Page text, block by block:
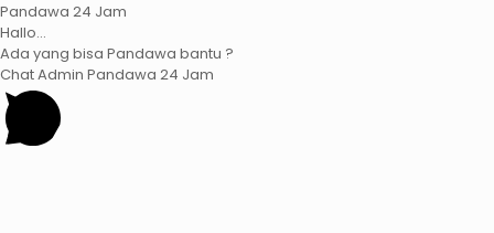
Pandawa 24 Jam
Hallo...
Ada yang bisa Pandawa bantu ?
Chat Admin Pandawa 24 Jam